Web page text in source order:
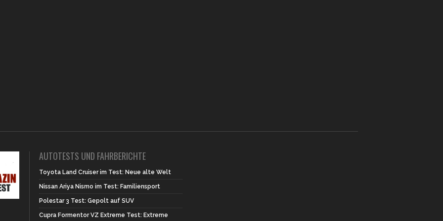
AUTOTESTS UND FAHRBERICHTE
Toyota Land Cruiser im Test: Neue alte Welt
Nissan Ariya Nismo im Test: Familiensport
Polestar 3 Test: Gepolt auf SUV
Cupra Formentor VZ Extreme Test: Extreme